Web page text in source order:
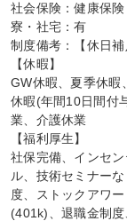
社会保険：健康保
寮・社宅：有
制度備考：【休日
【休暇】
GW休暇、夏季休暇
休暇(年間10日間付
業、介護休業
【福利厚生】
社保完備、インセ
ル、技術セミナー
度、ストックアワ
(401k)、退職金制